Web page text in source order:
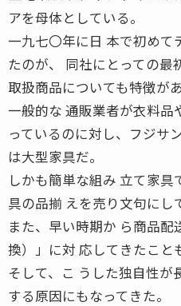
アを母体としている。
一九七〇年に日 本で初めて
たのが、 同社にとっての最
取扱商品についても特徴があ
一般的な 通販業者が衣料品
っているのに対し、フジサ
は大型家具だ。
しかも簡単な組み 立て家
具の品揃 えを売り文句にし
また、早い時期か ら商品配
換）」に対 応してきたこと
そして、こ うした独自性が
する原因にもなってきた。